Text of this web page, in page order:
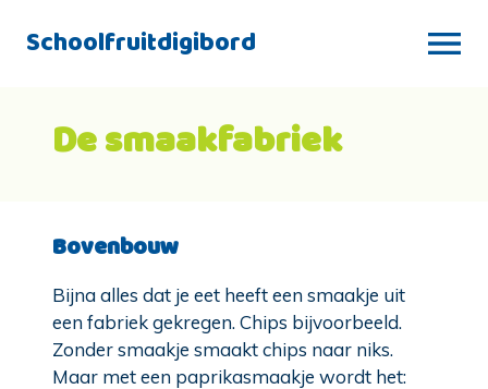
Schoolfruitdigibord
De smaakfabriek
Bovenbouw
Bijna alles dat je eet heeft een smaakje uit
een fabriek gekregen. Chips bijvoorbeeld.
Zonder smaakje smaakt chips naar niks.
Maar met een paprikasmaakje wordt het: